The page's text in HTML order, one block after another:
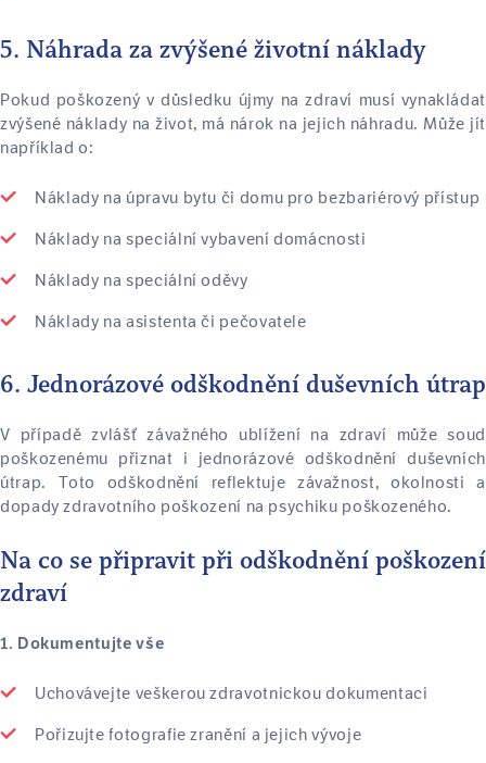
5. Náhrada za zvýšené životní náklady
Pokud poškozený v důsledku újmy na zdraví musí vynakládat
zvýšené náklady na život, má nárok na jejich náhradu. Může jít
například o:
Náklady na úpravu bytu či domu pro bezbariérový přístup
Náklady na speciální vybavení domácnosti
Náklady na speciální oděvy
Náklady na asistenta či pečovatele
6. Jednorázové odškodnění duševních útrap
V případě zvlášť závažného ublížení na zdraví může soud
poškozenému přiznat i jednorázové odškodnění duševních
útrap. Toto odškodnění reflektuje závažnost, okolnosti a
dopady zdravotního poškození na psychiku poškozeného.
Na co se připravit při odškodnění poškození
zdraví
1. Dokumentujte vše
Uchovávejte veškerou zdravotnickou dokumentaci
Pořizujte fotografie zranění a jejich vývoje